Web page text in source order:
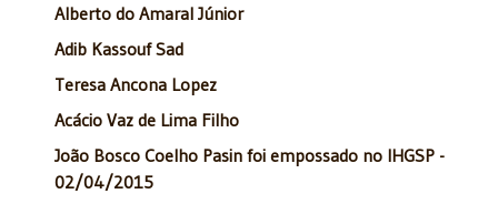
Alberto do Amaral Júnior
Adib Kassouf Sad
Teresa Ancona Lopez
Acácio Vaz de Lima Filho
João Bosco Coelho Pasin foi empossado no IHGSP -
02/04/2015